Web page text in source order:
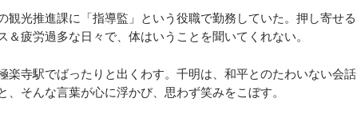
光推進課に「指導監」という役職で勤務していた。押し寄せる
疲労過多な日々で、体はいうことを聞いてくれない。
寺駅でばったりと出くわす。千明は、和平とのたわいない会話
そんな言葉が心に浮かび、思わず笑みをこぼす。